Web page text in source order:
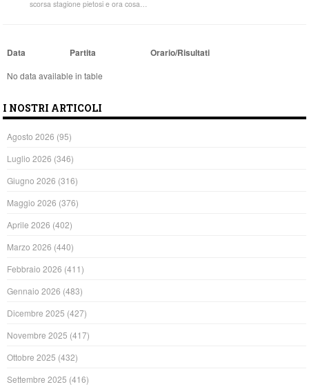
scorsa stagione pietosi e ora cosa…
Data Partita Orario/Risultati
No data available in table
I NOSTRI ARTICOLI
Agosto 2026 (95)
Luglio 2026 (346)
Giugno 2026 (316)
Maggio 2026 (376)
Aprile 2026 (402)
Marzo 2026 (440)
Febbraio 2026 (411)
Gennaio 2026 (483)
Dicembre 2025 (427)
Novembre 2025 (417)
Ottobre 2025 (432)
Settembre 2025 (416)